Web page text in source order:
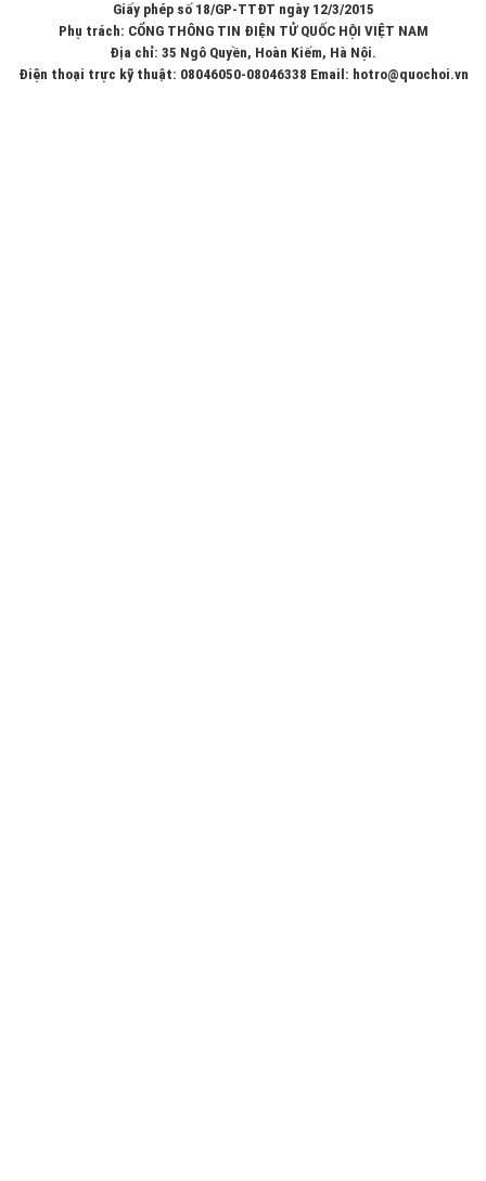
Giấy phép số 18/GP-TTĐT ngày 12/3/2015
Phụ trách: CỔNG THÔNG TIN ĐIỆN TỬ QUỐC HỘI VIỆT NAM
Địa chỉ: 35 Ngô Quyền, Hoàn Kiếm, Hà Nội.
Điện thoại trực kỹ thuật: 08046050-08046338 Email: hotro@quochoi.vn